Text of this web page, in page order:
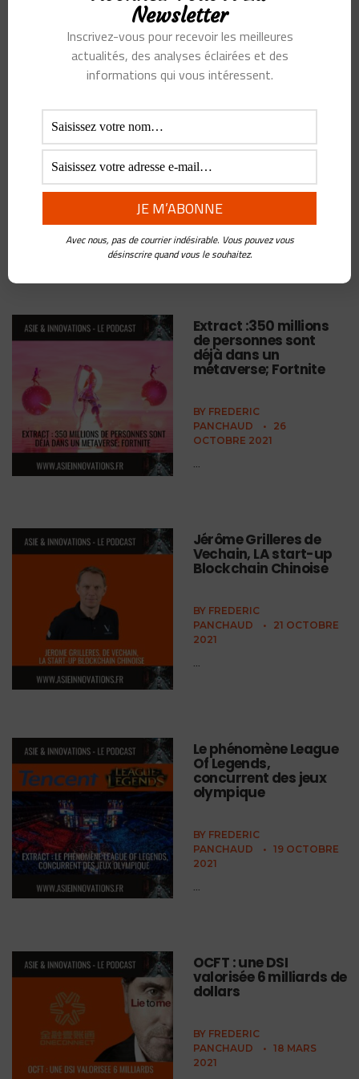
SOFTBANK SPOTLIGHT
SWYPE TENCENT TIKTOK TOUTIAO
VIDÉOS WEALTH MANAGEMENT
YOUTUBE SHORTS ZHANG YIMING
Extract :350 millions
de personnes sont
déjà dans un
métaverse; Fortnite
BY FREDERIC
PANCHAUD
•
26
OCTOBRE 2021
...
Jérôme Grilleres de
Vechain, LA start-up
Blockchain Chinoise
BY FREDERIC
PANCHAUD
•
21 OCTOBRE
2021
...
Le phénomène League
Of Legends,
concurrent des jeux
olympique
BY FREDERIC
PANCHAUD
• 19 OCTOBRE
2021
...
OCFT : une DSI
valorisée 6 milliards de
dollars
BY FREDERIC
PANCHAUD
• 18 MARS
2021
Newsletter
Inscrivez-vous pour recevoir les meilleures
actualités, des analyses éclairées et des
informations qui vous intéressent.
Avec nous, pas de courrier indésirable. Vous pouvez vous
désinscrire quand vous le souhaitez.